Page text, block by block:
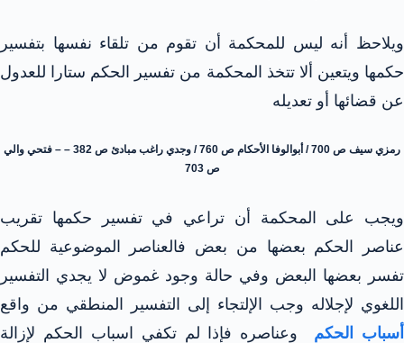
ويلاحظ أنه ليس للمحكمة أن تقوم من تلقاء نفسها بتفسير
حكمها ويتعين ألا تتخذ المحكمة من تفسير الحكم ستارا للعدول
عن قضائها أو تعديله
رمزي سيف ص 700 / أبوالوفا الأحكام ص 760 / وجدي راغب مبادئ ص 382 – – فتحي والي
ص 703
ويجب على المحكمة أن تراعي في تفسير حكمها تقريب
عناصر الحكم بعضها من بعض فالعناصر الموضوعية للحكم
تفسر بعضها البعض وفي حالة وجود غموض لا يجدي التفسير
اللغوي لإجلاله وجب الإلتجاء إلى التفسير المنطقي من واقع
أسباب الحكم
وعناصره فإذا لم تكفي اسباب الحكم لإزالة